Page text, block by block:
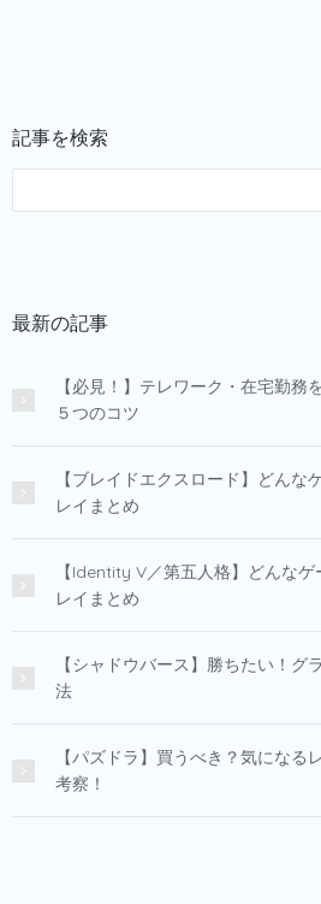
記事を検索
最新の記事
【必見！】テレワーク・在宅勤務
５つのコツ
【ブレイドエクスロード】どん
レイまとめ
【Identity V／第五人格】どんな
レイまとめ
【シャドウバース】勝ちたい！
法
【パズドラ】買うべき？気になる
考察！